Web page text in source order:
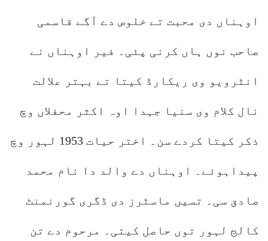
اوہناں دی محبت تے خلوص دے اَگے قاسمی
صاحب نوں ہاں کرنی پئی۔ فیر اوہناں نے
انٹرویو وی ریکارڈ کیتا تے بہتر علالت
نال کلام وی سنیا جہدا اوہ اکثر محفلاں وچ
ذکر کیتا کردے سن۔ اختر حیات 1953 لہور وچ
پیداہوئے۔ اوہناں دے والد دا نام محمد
صادق سی۔ تسیں ماسٹرز دی ڈگری گورنمنٹ
کالج لہور توں حاصل کیتی۔ مرحوم دے تن